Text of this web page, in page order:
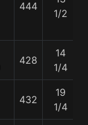
444
1/2
428
14
1/4
432
19
1/4